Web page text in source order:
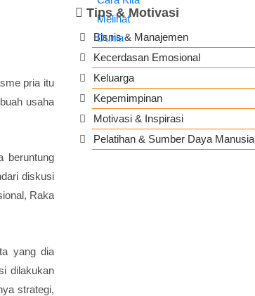
pria itu
usaha
beruntung
diskusi
Raka
yang dia
dilakukan
strategi,
Tips & Motivasi
Bisnis & Manajemen
Kecerdasan Emosional
Keluarga
Kepemimpinan
Motivasi & Inspirasi
Pelatihan & Sumber Daya Manusia